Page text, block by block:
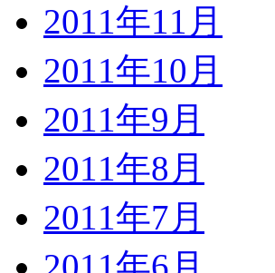
2011年11月
2011年10月
2011年9月
2011年8月
2011年7月